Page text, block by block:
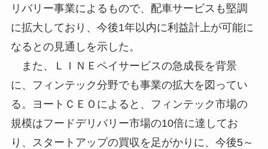
リバリー事業によるもので、配車サービスも堅調
に拡大しており、今後1年以内に利益計上が可能に
なるとの見通しを示した。
また、ＬＩＮＥペイサービスの急成長を背景
に、フィンテック分野でも事業の拡大を図ってい
る。ヨートＣＥＯによると、フィンテック市場の
規模はフードデリバリー市場の10倍に達してお
り、スタートアップの買収を足がかりに、今後5～